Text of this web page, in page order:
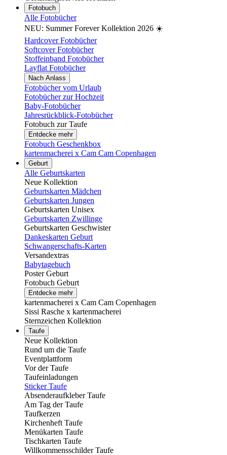
Fotobuch
Alle Fotobücher
NEU: Summer Forever Kollektion 2026 ☀️
Hardcover Fotobücher
Softcover Fotobücher
Stoffeinband Fotobücher
Layflat Fotobücher
Nach Anlass
Fotobücher vom Urlaub
Fotobücher zur Hochzeit
Baby-Fotobücher
Jahresrückblick-Fotobücher
Fotobuch zur Taufe
Entdecke mehr
Fotobuch Geschenkbox
kartenmacherei x Cam Cam Copenhagen
Geburt
Alle Geburtskarten
Neue Kollektion
Geburtskarten Mädchen
Geburtskarten Jungen
Geburtskarten Unisex
Geburtskarten Zwillinge
Geburtskarten Geschwister
Dankeskarten Geburt
Schwangerschafts-Karten
Versandextras
Babytagebuch
Poster Geburt
Fotobuch Geburt
Entdecke mehr
kartenmacherei x Cam Cam Copenhagen
Sissi Rasche x kartenmacherei
Sternzeichen Kollektion
Taufe
Neue Kollektion
Rund um die Taufe
Eventplattform
Vor der Taufe
Taufeinladungen
Sticker Taufe
Absenderaufkleber Taufe
Am Tag der Taufe
Taufkerzen
Kirchenheft Taufe
Menükarten Taufe
Tischkarten Taufe
Willkommensschilder Taufe